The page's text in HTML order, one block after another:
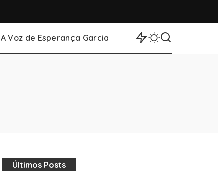
A Voz de Esperança Garcia
Últimos Posts